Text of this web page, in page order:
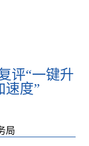
评“一键升
速度”
局